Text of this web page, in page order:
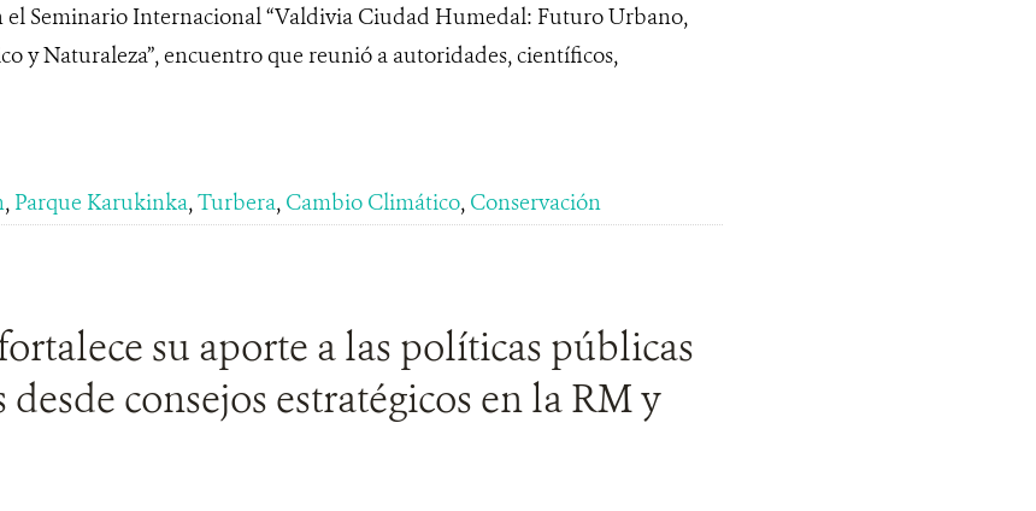
el Seminario Internacional “Valdivia Ciudad Humedal: Futuro Urbano,
y Naturaleza”, encuentro que reunió a autoridades, científicos,
, Parque Karukinka,Turbera, Cambio Climático, Conservación
su aporte a las políticas públicas
consejos estratégicos en la RM y